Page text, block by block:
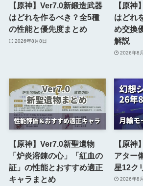
【原神】Ver7.0新鍛造武器
はどれを作るべき？全5種
の性能と優先度まとめ
2026年8月8日
【原神
はどれ
め交換
解説
2026年8
【原神】Ver7.0新聖遺物
「炉炎溶錬の心」「紅血の
証」の性能とおすすめ適正
キャラまとめ
【原神
アター
星12ク
2026年8